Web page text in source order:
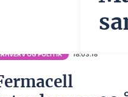
OG POLITIK 18.03.18